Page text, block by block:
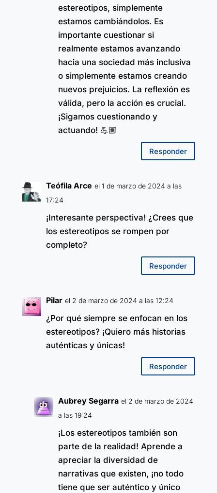
estereotipos, simplemente
estamos cambiándolos. Es
importante cuestionar si
realmente estamos avanzando
hacia una sociedad más inclusiva
o simplemente estamos creando
nuevos prejuicios. La reflexión es
válida, pero la acción es crucial.
¡Sigamos cuestionando y
actuando! 💪🏽
Responder
Teófila Arce el 1 de marzo de 2024 a las
17:24
¡Interesante perspectiva! ¿Crees que
los estereotipos se rompen por
completo?
Responder
Pilar el 2 de marzo de 2024 a las 12:24
¿Por qué siempre se enfocan en los
estereotipos? ¡Quiero más historias
auténticas y únicas!
Responder
Aubrey Segarra el 2 de marzo de 2024
a las 19:24
¡Los estereotipos también son
parte de la realidad! Aprende a
apreciar la diversidad de
narrativas que existen, ¡no todo
tiene que ser auténtico y único